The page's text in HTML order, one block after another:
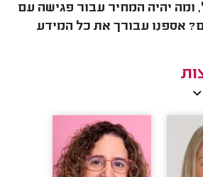
ומה יהיה המחיר עבור פגישה עם
אספנו עבורך את כל המידע